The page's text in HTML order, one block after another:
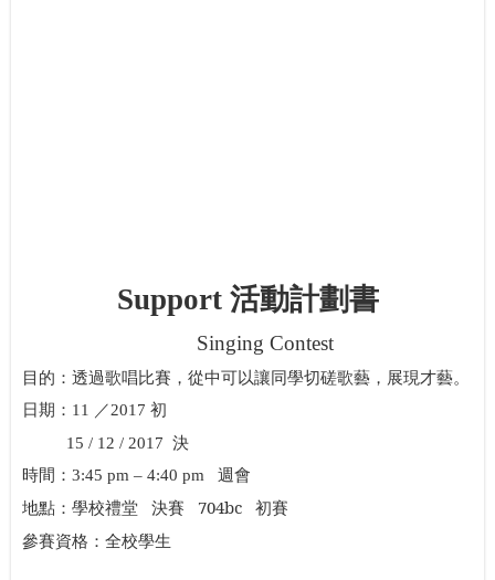
Support 活動計劃書
Singing Contest
目的：透過歌唱比賽，從中可以讓同學切磋歌藝，展現才藝。
日期： 11 ／2017 初
15 / 12 / 2017 決
時間： 3:45 pm – 4:40 pm 週會
地點：學校禮堂
決賽 704bc 初賽
參賽資格：全校學生